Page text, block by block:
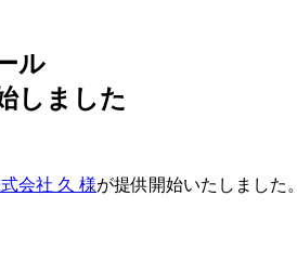
ル
しました
会社 久 様が提供開始いたしました。